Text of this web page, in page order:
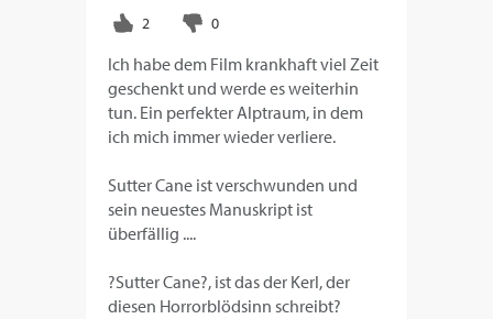
Ich habe dem Film krankhaft viel Zeit
geschenkt und werde es weiterhin
tun. Ein perfekter Alptraum, in dem
ich mich immer wieder verliere.
Sutter Cane ist verschwunden und
sein neuestes Manuskript ist
überfällig ....
?Sutter Cane?, ist das der Kerl, der
diesen Horrorblödsinn schreibt?